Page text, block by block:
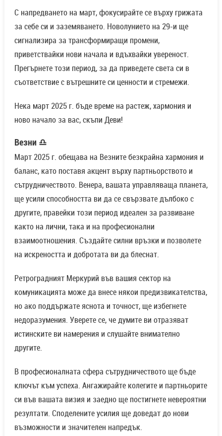
С напредването на март, фокусирайте се върху грижата
за себе си и заземяването. Новолунието на 29-и ще
сигнализира за трансформиращи промени,
приветствайки нови начала и вдъхвайки увереност.
Прегърнете този период, за да приведете света си в
съответствие с вътрешните си ценности и стремежи.
Нека март 2025 г. бъде време на растеж, хармония и
ново начало за вас, скъпи Деви!
Везни ♎
Март 2025 г. обещава на Везните безкрайна хармония и
баланс, като поставя акцент върху партньорството и
сътрудничеството. Венера, вашата управляваща планета,
ще усили способността ви да се свързвате дълбоко с
другите, правейки този период идеален за развиване
както на лични, така и на професионални
взаимоотношения. Създайте силни връзки и позволете
на искреността и добротата ви да блеснат.
Ретроградният Меркурий във вашия сектор на
комуникацията може да внесе някои предизвикателства,
но ако поддържате яснота и точност, ще избегнете
недоразумения. Уверете се, че думите ви отразяват
истинските ви намерения и слушайте внимателно
другите.
В професионалната сфера сътрудничеството ще бъде
ключът към успеха. Ангажирайте колегите и партньорите
си във вашата визия и заедно ще постигнете невероятни
резултати. Споделените усилия ще доведат до нови
възможности и значителен напредък.